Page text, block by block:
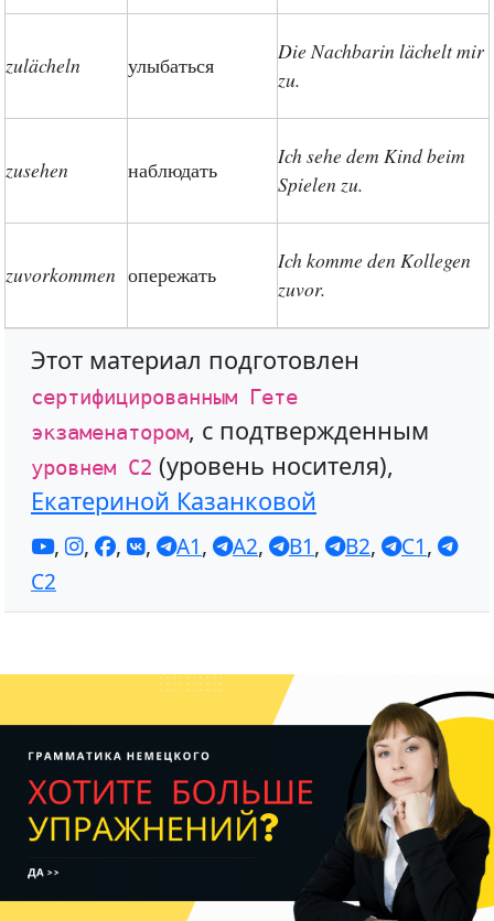
zulächeln улыбаться
Die Nachbarin lächelt mir
zu.
zusehen наблюдать
Ich sehe dem Kind beim
Spielen zu.
zuvorkommen опережать
Ich komme den Kollegen
zuvor.
Этот материал подготовлен
сертифицированным Гете
экзаменатором, с подтвержденным
уровнем С2 (уровень носителя),
Екатериной Казанковой
, , , , A1, A2, B1, B2, C1,
C2